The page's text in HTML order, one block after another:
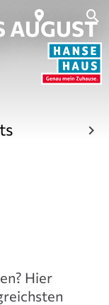
AUGUST
Hier